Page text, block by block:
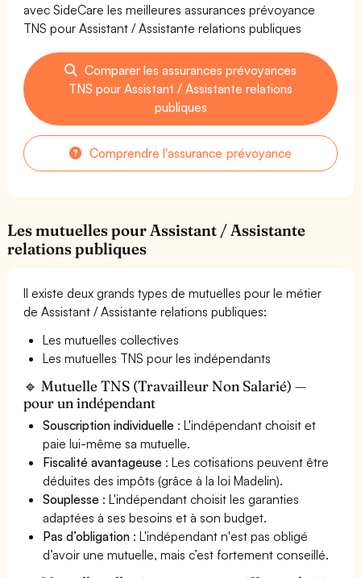
avec SideCare les meilleures assurances prévoyance
TNS pour Assistant / Assistante relations publiques
Comparer les assurances prévoyances
TNS pour Assistant / Assistante relations
publiques
Comprendre l'assurance prévoyance
Les mutuelles pour Assistant / Assistante
relations publiques
Il existe deux grands types de mutuelles pour le métier
de Assistant / Assistante relations publiques:
Les mutuelles collectives
Les mutuelles TNS pour les indépendants
🔹 Mutuelle TNS (Travailleur Non Salarié) —
pour un indépendant
Souscription individuelle : L'indépendant choisit et
paie lui-même sa mutuelle.
Fiscalité avantageuse : Les cotisations peuvent être
déduites des impôts (grâce à la loi Madelin).
Souplesse : L'indépendant choisit les garanties
adaptées à ses besoins et à son budget.
Pas d’obligation : L'indépendant n'est pas obligé
d’avoir une mutuelle, mais c’est fortement conseillé.